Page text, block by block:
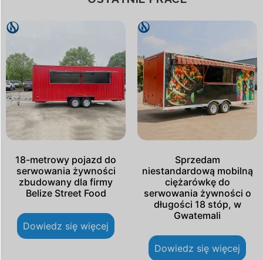
18-metrowy pojazd do
serwowania żywności
zbudowany dla firmy
Belize Street Food
Dowiedz się więcej
Sprzedam
niestandardową mobilną
ciężarówkę do
serwowania żywności o
długości 18 stóp, w
Gwatemali
Dowiedz się więcej